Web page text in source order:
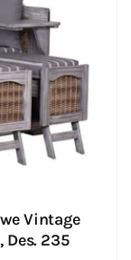
Vintage
Des. 235